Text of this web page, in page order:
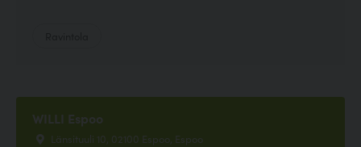
WILLI Espoo
Länsituuli 10, 02100 Espoo, Espoo